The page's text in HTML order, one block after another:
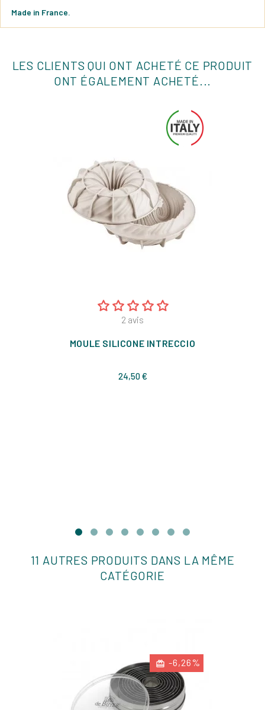
Made in France.
LES CLIENTS QUI ONT ACHETÉ CE PRODUIT
ONT ÉGALEMENT ACHETÉ...
2 avis
MOULE SILICONE INTRECCIO
24,50 €Prix
11 AUTRES PRODUITS DANS LA MÊME
CATÉGORIE
-6,26%